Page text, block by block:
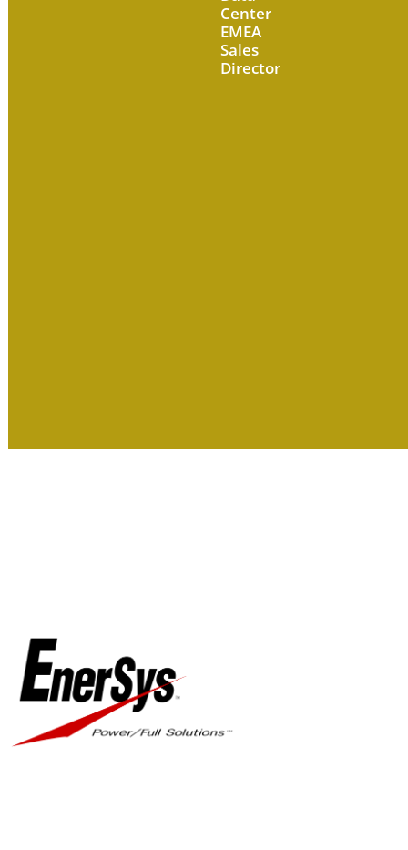
Center
EMEA
Sales
Director